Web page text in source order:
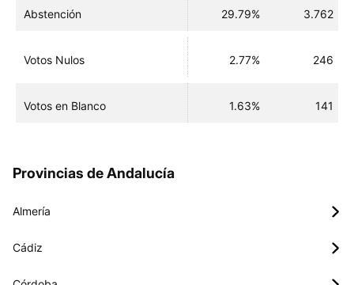
Abstención 29.79% 3.762
Votos Nulos 2.77% 246
Votos en Blanco 1.63% 141
Provincias de Andalucía
Almería
Cádiz